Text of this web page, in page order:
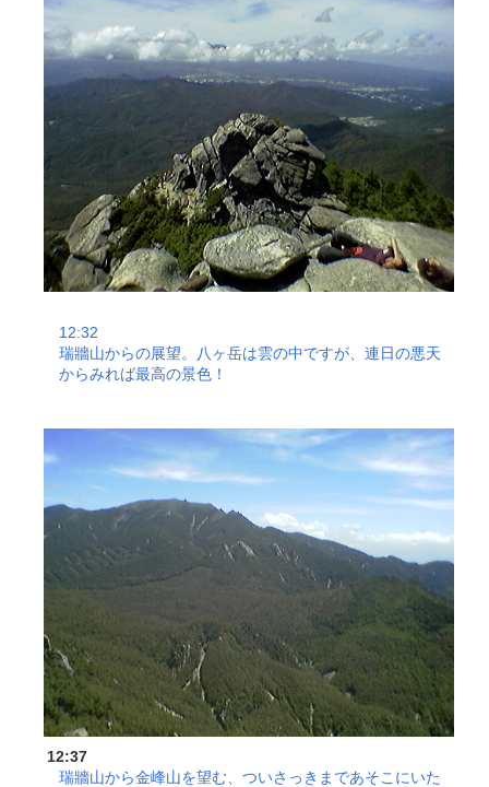
12:32
瑞牆山からの展望。八ヶ岳は雲の中ですが、連日の悪天
からみれば最高の景色！
12:37
瑞牆山から金峰山を望む、ついさっきまであそこにいた